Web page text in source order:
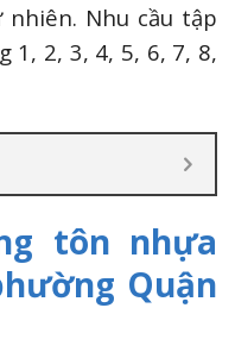
nhiên. Nhu cầu tập
1, 2, 3, 4, 5, 6, 7, 8,
tôn nhựa
Quận